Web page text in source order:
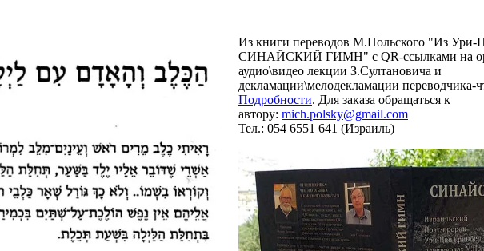
Из книги переводов М.Польского "Из Ури-
СИНАЙСКИЙ ГИМН" с QR-ссылками на
аудио\видео лекции З.Султановича и
декламации\мелодекламации переводчика-
Подробности. Для заказа обращаться к
автору: mich.polsky@gmail.com
Тел.: 054 6551 641 (Израиль)